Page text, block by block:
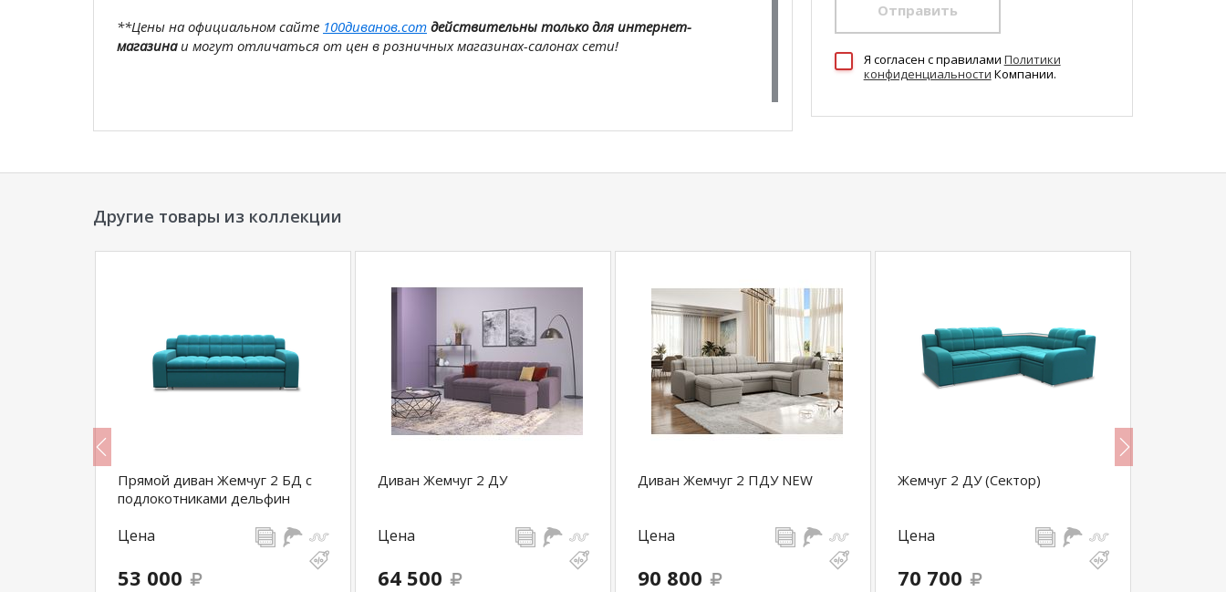
**Цены на официальном сайте 100диванов.com действительны только для интернет-
магазинаи могут отличаться от цен в розничных магазинах-салонах сети!
Отправить
Я согласен c правилами Политики
конфиденциальности Компании.
Другие товары из коллекции
Прямой диван Жемчуг 2 БД с
подлокотниками дельфин
Цена
53 000
Диван Жемчуг 2 ДУ
Цена
64 500
Диван Жемчуг 2 ПДУ NEW
Цена
90 800
Жемчуг 2 ДУ (Сектор)
Цена
70 700